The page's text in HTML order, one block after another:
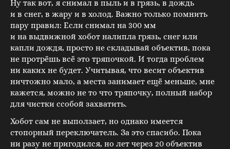
Ну так вот, я снимал в пыль и в грязь, в дождь
и в снег, в жару и в холод. Важно только помнить
пару правил: Если снимал на 300 мм
и на выдвижной хобот налипла грязь, снег или
капли дождя, просто не складывай объектив, пока
не протрёшь всё это тряпочкой. И тогда проблем
ни каких не будет. Учитывая, что весит объектив
ничтожно мало, а места занимает ещё меньше, мне
кажется, можно не то что тряпочку, полный набор
для чистки ссобой захватить.
Хобот сам не выползает, но однако имеется
стопорный переключатель. За это спасибо. Пока
ни разу не пригодился, но лет через 20 объектив